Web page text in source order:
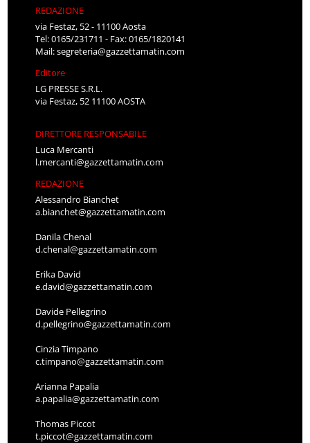
REDAZIONE
via Festaz, 52 - 11100 Aosta
Tel: 0165/231711 - Fax: 0165/1820141
Mail:segreteria@gazzettamatin.com
Editore
LG PRESSE S.R.L.
via Festaz, 52 11100 AOSTA
DIRETTORE RESPONSABILE
Luca Mercanti
l.mercanti@gazzettamatin.com
REDAZIONE
Alessandro Bianchet
a.bianchet@gazzettamatin.com
Danila Chenal
d.chenal@gazzettamatin.com
Erika David
e.david@gazzettamatin.com
Davide Pellegrino
d.pellegrino@gazzettamatin.com
Cinzia Timpano
c.timpano@gazzettamatin.com
Arianna Papalia
a.papalia@gazzettamatin.com
Thomas Piccot
t.piccot@gazzettamatin.com